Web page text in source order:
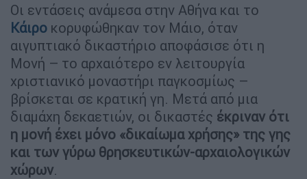
Οι εντάσεις ανάμεσα στην Αθήνα και το
Κάιρο κορυφώθηκαν τον Μάιο, όταν
αιγυπτιακό δικαστήριο αποφάσισε ότι η
Μονή – το αρχαιότερο εν λειτουργία
χριστιανικό μοναστήρι παγκοσμίως –
βρίσκεται σε κρατική γη. Μετά από μια
διαμάχη δεκαετιών, οι δικαστές έκριναν ότι
η μονή έχει μόνο «δικαίωμα χρήσης» της γης
και των γύρω θρησκευτικών-αρχαιολογικών
χώρων.